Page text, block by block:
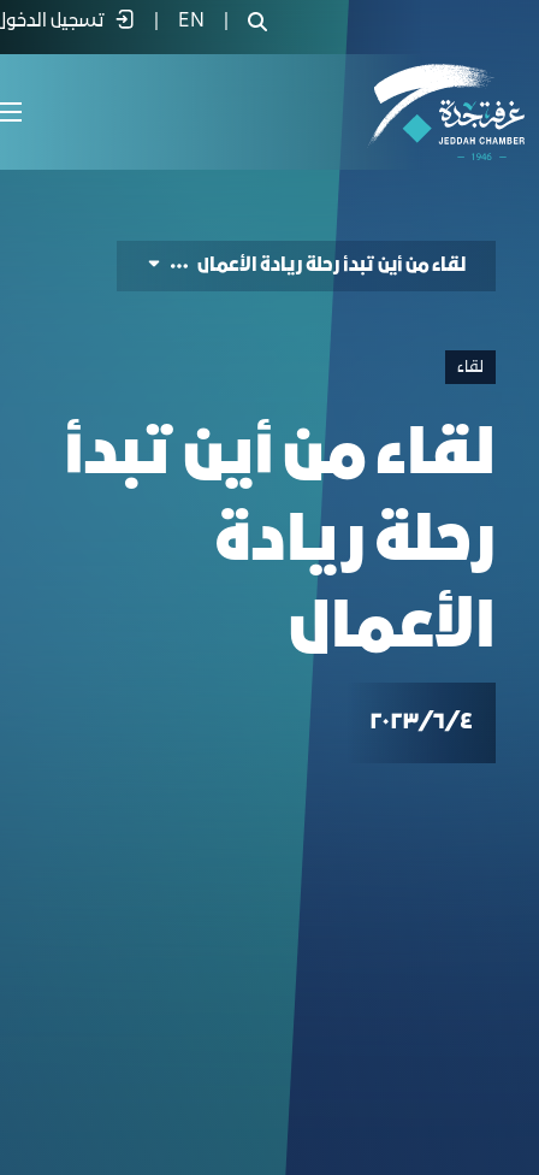
لقاء من أين تبدأ رحلة ريادة الأعمال - غرفة
EN تسجيل
لقاء من أين تبدأ رحلة ريادة الأعمال
لقاء
لقاء من أين تبدأ
رحلة ريادة
الأعمال
٤‏/٦‏/٢٠٢٣